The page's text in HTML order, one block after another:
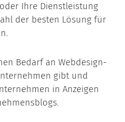
Ihre Dienstleistung
der besten Lösung für
Bedarf an Webdesign-
gibt und
in Anzeigen